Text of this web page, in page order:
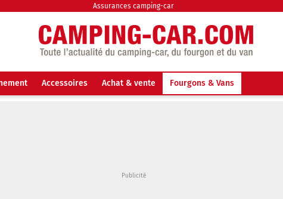
Assurances camping-car
Accessoires Achat & vente Fourgons & Vans